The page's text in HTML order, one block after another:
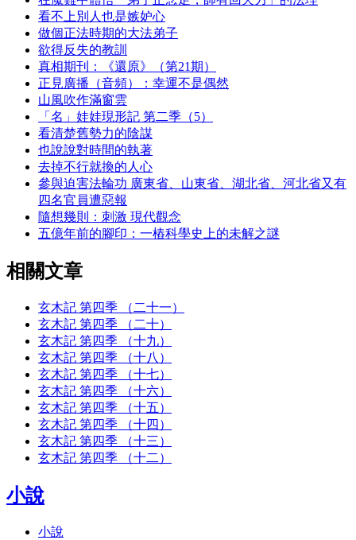
看不上別人也是嫉妒心
做個正法時期的大法弟子
欲得反失的教訓
真相期刊：《還原》（第21期）
正見廣播（音頻）：幸運不是偶然
山風吹作滿窗雲
「名」娃娃現形記 第二季（5）
看清楚舊勢力的陰謀
也說說對時間的執著
去掉不行就換的人心
參與迫害法輪功 廣東省、山東省、湖北省、河北省又有
四名官員遭惡報
隨想幾則：刺激 現代觀念
五億年前的腳印：一樁科學史上的未解之謎
相關文章
玄木記 第四季 （二十一）
玄木記 第四季 （二十）
玄木記 第四季 （十九）
玄木記 第四季 （十八）
玄木記 第四季 （十七）
玄木記 第四季 （十六）
玄木記 第四季 （十五）
玄木記 第四季 （十四）
玄木記 第四季 （十三）
玄木記 第四季 （十二）
小說
小說